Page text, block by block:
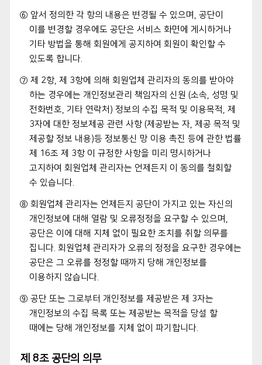
⑥ 앞서 정의한 각 항의 내용은 변경될 수 있으며, 공단이
이를 변경할 경우에도 공단은 서비스 화면에 게시하거나
기타 방법을 통해 회원에게 공지하여 회원이 확인할 수
있도록 합니다.
⑦ 제 2항, 제 3항에 의해 회원업체 관리자의 동의를 받아야
하는 경우에는 개인정보관리 책임자의 신원 (소속, 성명 및
전화번호, 기타 연락처) 정보의 수집 목적 및 이용목적, 제
3자에 대한 정보제공 관련 사항 (제공받는 자, 제공 목적 및
제공할 정보 내용)등 정보통신 망 이용 촉진 등에 관한 법률
제 16조 제 3항 이 규정한 사항을 미리 명시하거나
고지하여 회원업체 관리자는 언제든지 이 동의를 철회할
수 있습니다.
⑧ 회원업체 관리자는 언제든지 공단이 가지고 있는 자신의
개인정보에 대해 열람 및 오류정정을 요구할 수 있으며,
공단은 이에 대해 지체 없이 필요한 조치를 취할 의무를
집니다. 회원업체 관리자가 오류의 정정을 요구한 경우에는
공단은 그 오류를 정정할 때까지 당해 개인정보를
이용하지 않습니다.
⑨ 공단 또는 그로부터 개인정보를 제공받은 제 3자는
개인정보의 수집 목록 또는 제공받는 목적을 당설 할
때에는 당해 개인정보를 지체 없이 파기합니다.
제 8조 공단의 의무